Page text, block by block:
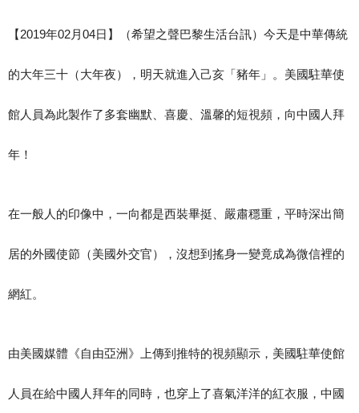
【2019年02月04日】（希望之聲巴黎生活台訊）今天是中華傳統
的大年三十（大年夜），明天就進入己亥「豬年」。美國駐華使
館人員為此製作了多套幽默、喜慶、溫馨的短視頻，向中國人拜
年！
在一般人的印像中，一向都是西裝畢挺、嚴肅穩重，平時深出簡
居的外國使節（美國外交官），沒想到搖身一變竟成為微信裡的
網紅。
由美國媒體《自由亞洲》上傳到推特的視頻顯示，美國駐華使館
人員在給中國人拜年的同時，也穿上了喜氣洋洋的紅衣服，中國